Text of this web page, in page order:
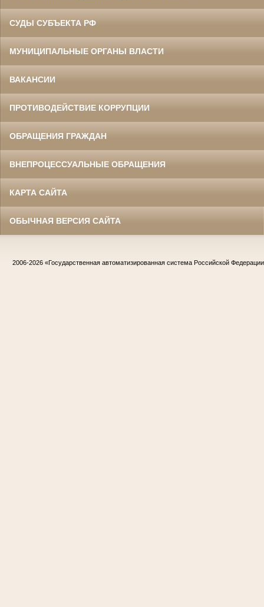
СУДЫ СУБЪЕКТА РФ
МУНИЦИПАЛЬНЫЕ ОРГАНЫ ВЛАСТИ
ВАКАНСИИ
ПРОТИВОДЕЙСТВИЕ КОРРУПЦИИ
ОБРАЩЕНИЯ ГРАЖДАН
ВНЕПРОЦЕССУАЛЬНЫЕ ОБРАЩЕНИЯ
КАРТА САЙТА
ОБЫЧНАЯ ВЕРСИЯ САЙТА
2006-2026 «Государственная автоматизированная система Российской